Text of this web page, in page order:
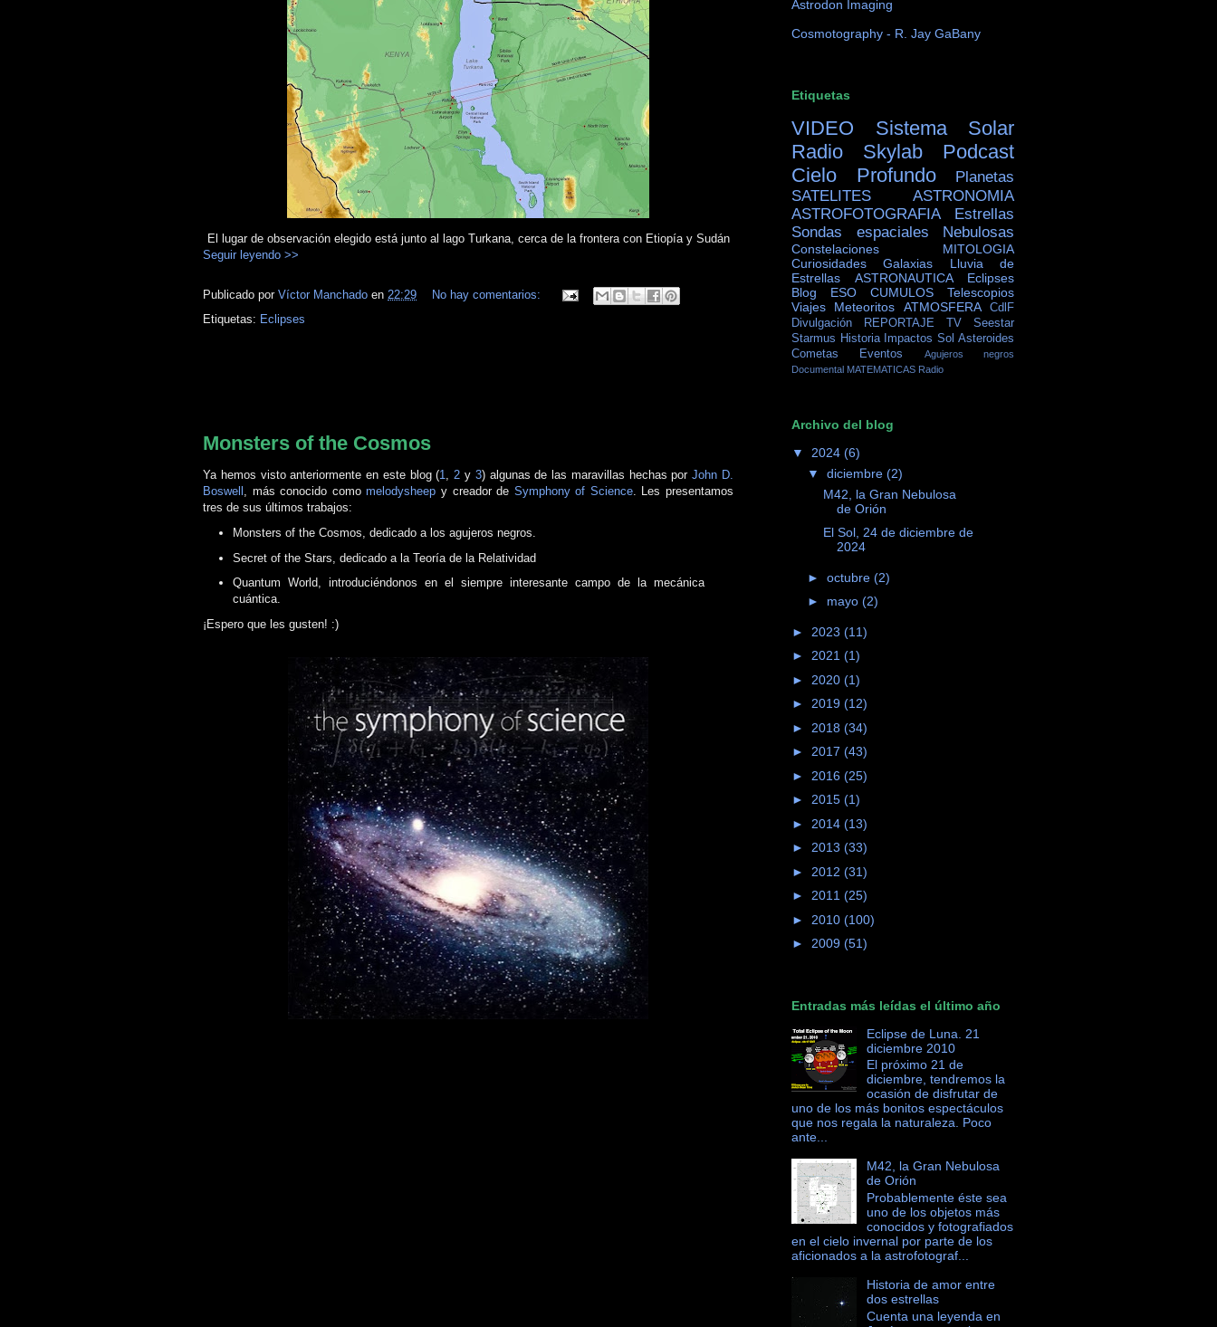
El lugar de observación elegido está junto al lago Turkana, cerca de la frontera con Etiopía y Sudán
Seguir leyendo >>
Publicado por Víctor Manchado en 22:29
No hay comentarios:
Etiquetas: Eclipses
Monsters of the Cosmos
Ya hemos visto anteriormente en este blog (1,2 y 3) algunas de las maravillas hechas porJohn D.
Boswell , más conocido comomelodysheep y creador de Symphony of Science. Les presentamos
tres de sus últimos trabajos:
Monsters of the Cosmos, dedicado a los agujeros negros.
Secret of the Stars, dedicado a la Teoría de la Relatividad
Quantum World, introduciéndonos en el siempre interesante campo de la mecánica
cuántica.
¡Espero que les gusten! :)
Astrodon Imaging
Cosmotography - R. Jay GaBany
Etiquetas
VIDEO
Sistema Solar
Radio Skylab
Podcast
Cielo Profundo
Planetas
SATELITES
ASTRONOMIA
ASTROFOTOGRAFIA
Estrellas
Sondas espaciales
Nebulosas
Constelaciones
MITOLOGIA
Curiosidades
Galaxias
Lluvia de
Estrellas
ASTRONAUTICA
Eclipses
Blog
ESO CUMULOS
Telescopios
Viajes
Meteoritos ATMOSFERA
CdlF
Divulgación
REPORTAJE TV
Seestar
Starmus Historia Impactos Sol Asteroides
Cometas
Eventos
Agujeros negros
Documental MATEMATICAS Radio
Archivo del blog
▼ 2024 (6)
▼ diciembre (2)
M42, la Gran Nebulosa
de Orión
El Sol, 24 de diciembre de
2024
► octubre (2)
► mayo (2)
► 2023 (11)
► 2021 (1)
► 2020 (1)
► 2019 (12)
► 2018 (34)
► 2017 (43)
► 2016 (25)
► 2015 (1)
► 2014 (13)
► 2013 (33)
► 2012 (31)
► 2011 (25)
► 2010 (100)
► 2009 (51)
Entradas más leídas el último año
Eclipse de Luna. 21
diciembre 2010
El próximo 21 de
diciembre, tendremos la
ocasión de disfrutar de
uno de los más bonitos espectáculos
que nos regala la naturaleza. Poco
ante...
M42, la Gran Nebulosa
de Orión
Probablemente éste sea
uno de los objetos más
conocidos y fotografiados
en el cielo invernal por parte de los
aficionados a la astrofotograf...
Historia de amor entre
dos estrellas
Cuenta una leyenda en